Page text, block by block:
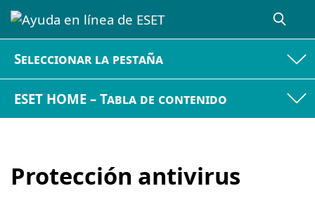
Seleccionar la pestaña
ESET HOME – Tabla de contenido
Protección antivirus